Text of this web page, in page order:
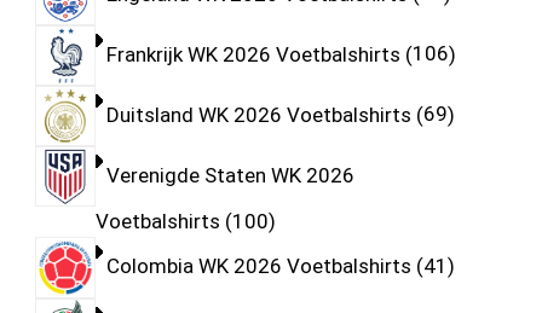
Frankrijk WK 2026 Voetbalshirts 106
Duitsland WK 2026 Voetbalshirts 69
Verenigde Staten WK 2026
Voetbalshirts 100
Colombia WK 2026 Voetbalshirts 41